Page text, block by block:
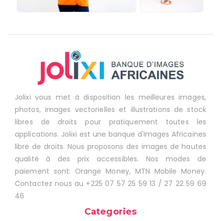
Jolixi vous met à disposition les meilleures images,
photos, images vectorielles et illustrations de stock
libres de droits pour pratiquement toutes les
applications. Jolixi est une banque d'Images Africaines
libre de droits. Nous proposons des images de hautes
qualité à des prix accessibles. Nos modes de
paiement sont: Orange Money, MTN Mobile Money.
Contactez nous au +225 07 57 25 59 13 / 27 22 59 69
46
Categories